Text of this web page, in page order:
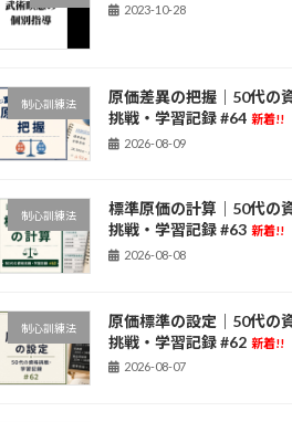
2023-10-28
制心訓練法
原価差異の把握｜50代の
挑戦・学習記録 #64 新着!!
2026-08-09
制心訓練法
標準原価の計算｜50代の
挑戦・学習記録 #63 新着!!
2026-08-08
制心訓練法
原価標準の設定｜50代の
挑戦・学習記録 #62 新着!!
2026-08-07